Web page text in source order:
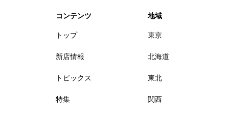
コンテンツ
トップ
新店情報
トピックス
特集
地域
東京
北海道
東北
関西